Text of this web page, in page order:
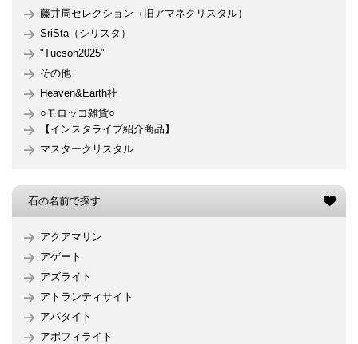
藤井周セレクション（旧アマネクリスタル）
SriSta（シリスタ）
"Tucson2025"
その他
Heaven&Earth社
○モロッコ雑貨○
【インスタライブ紹介商品】
マスタークリスタル
石の名前で探す
アクアマリン
アゲート
アズライト
アトランティサイト
アパタイト
アポフィライト